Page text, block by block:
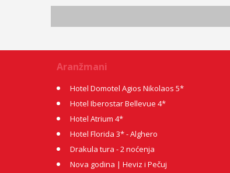
Aranžmani
Hotel Domotel Agios Nikolaos 5*
Hotel Iberostar Bellevue 4*
Hotel Atrium 4*
Hotel Florida 3* - Alghero
Drakula tura - 2 noćenja
Nova godina | Heviz i Pečuj